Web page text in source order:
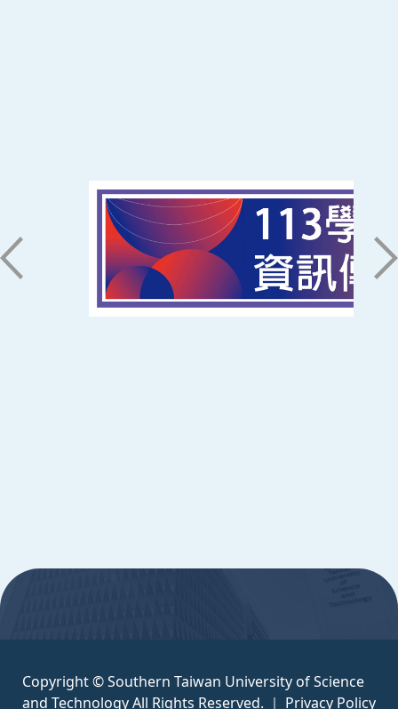
71005 台南市永康區南台街一號
06-2533131 ext. 7101
ic@stust.edu.tw
辦公時間
Copyright © Southern Taiwan University of Science
and Technology All Rights Reserved. ｜ Privacy Policy